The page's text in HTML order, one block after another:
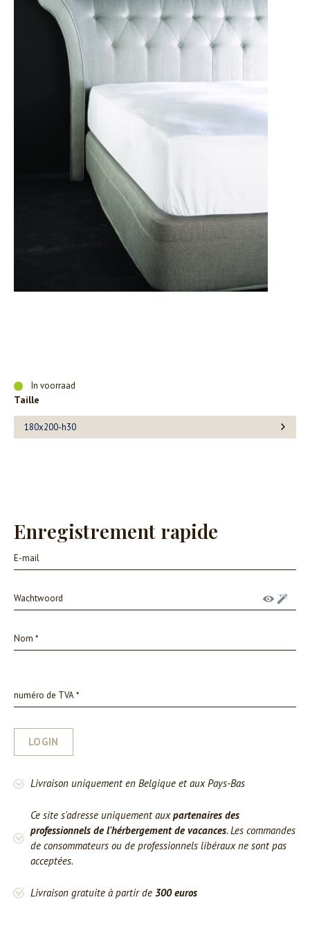
In voorraad
Taille
180x200-h30
Enregistrement rapide
LOGIN
Livraison uniquement en Belgique et aux Pays-Bas
Ce site s'adresse uniquement auxpartenaires des
professionnels de l'hérbergement de vacances. Les commandes
de consommateurs ou de professionnels libéraux ne sont pas
acceptées.
Livraison gratuite à partir de 300 euros